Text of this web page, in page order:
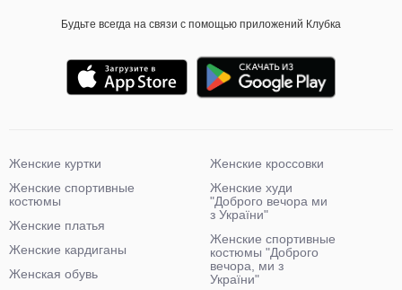
Будьте всегда на связи с помощью приложений Клубка
Женские куртки
Женские спортивные
костюмы
Женские платья
Женские кардиганы
Женская обувь
Женские кроссовки
Женские худи
"Доброго вечора ми
з України"
Женские спортивные
костюмы "Доброго
вечора, ми з
України"